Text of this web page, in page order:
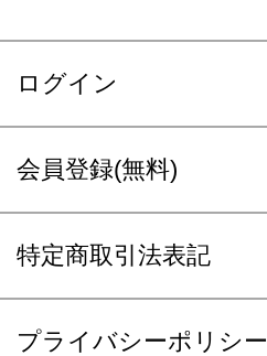
ログイン
会員登録(無料)
特定商取引法表記
プライバシーポリシー